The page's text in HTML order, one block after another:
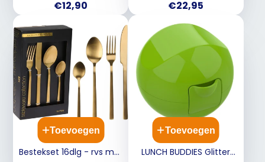
deco
Prijs
€12,90
met brandpasta
Prijs
€22,95
Toevoegen
Bestekset 16dlg - rvs mat
Toevoegen
LUNCH BUDDIES Glitter